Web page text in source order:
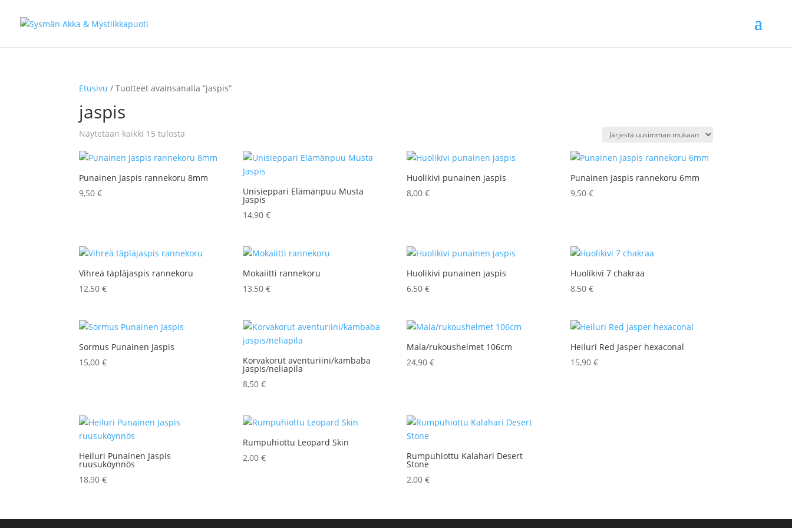
Etusivu / Tuotteet avainsanalla “jaspis”
jaspis
Näytetään kaikki 15 tulosta
latest
Punainen Jaspis rannekoru 8mm
9,50€ Unisieppari Elämänpuu Musta
Jaspis
14,90€
Huolikivi punainen jaspis
8,00€
Punainen Jaspis rannekoru 6mm
9,50€
Vihreä täpläjaspis rannekoru
12,50€
Mokaiitti rannekoru
13,50€
Huolikivi punainen jaspis
6,50€
Huolikivi 7 chakraa
8,50€
Sormus Punainen Jaspis
15,00€ Korvakorut aventuriini/kambaba
jaspis/neliapila
8,50€
Mala/rukoushelmet 106cm
24,90€
Heiluri Red Jasper hexaconal
15,90€
Heiluri Punainen Jaspis
ruusuköynnös
18,90€
Rumpuhiottu Leopard Skin
2,00€ Rumpuhiottu Kalahari Desert
Stone
2,00€